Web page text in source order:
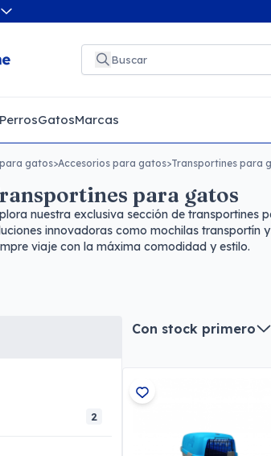
PerrosGatosMarcas
gatos>Accesorios para gatos>Transportines para
para gatos
nuestra exclusiva sección de transportines
innovadoras como mochilas transportín
viaje con la máxima comodidad y estilo.
2
Con stock primero